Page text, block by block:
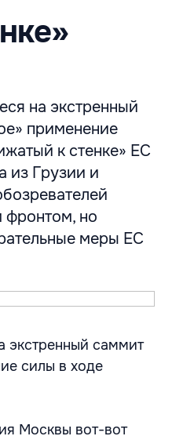
на экстренный
применение
к стенке» ЕС
из Грузии и
фронтом, но
меры ЕС
экстренный саммит
силы в ходе
Москвы вот-вот